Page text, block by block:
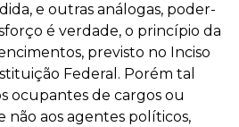
e outras análogas, poder-
é verdade, o princípio da
previsto no Inciso
Federal. Porém tal
ocupantes de cargos ou
não aos agentes políticos,